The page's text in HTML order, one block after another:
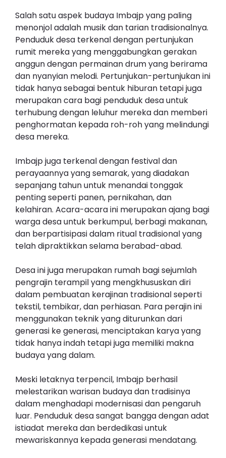
Salah satu aspek budaya Imbajp yang paling
menonjol adalah musik dan tarian tradisionalnya.
Penduduk desa terkenal dengan pertunjukan
rumit mereka yang menggabungkan gerakan
anggun dengan permainan drum yang berirama
dan nyanyian melodi. Pertunjukan-pertunjukan ini
tidak hanya sebagai bentuk hiburan tetapi juga
merupakan cara bagi penduduk desa untuk
terhubung dengan leluhur mereka dan memberi
penghormatan kepada roh-roh yang melindungi
desa mereka.
Imbajp juga terkenal dengan festival dan
perayaannya yang semarak, yang diadakan
sepanjang tahun untuk menandai tonggak
penting seperti panen, pernikahan, dan
kelahiran. Acara-acara ini merupakan ajang bagi
warga desa untuk berkumpul, berbagi makanan,
dan berpartisipasi dalam ritual tradisional yang
telah dipraktikkan selama berabad-abad.
Desa ini juga merupakan rumah bagi sejumlah
pengrajin terampil yang mengkhususkan diri
dalam pembuatan kerajinan tradisional seperti
tekstil, tembikar, dan perhiasan. Para perajin ini
menggunakan teknik yang diturunkan dari
generasi ke generasi, menciptakan karya yang
tidak hanya indah tetapi juga memiliki makna
budaya yang dalam.
Meski letaknya terpencil, Imbajp berhasil
melestarikan warisan budaya dan tradisinya
dalam menghadapi modernisasi dan pengaruh
luar. Penduduk desa sangat bangga dengan adat
istiadat mereka dan berdedikasi untuk
mewariskannya kepada generasi mendatang.